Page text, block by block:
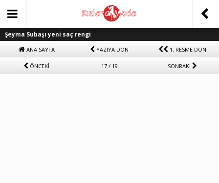
Şeyma Subaşı yeni saç rengi
ANA SAYFA YAZIYA DÖN 1. RESME DÖN
ÖNCEKİ 17 / 19 SONRAKİ